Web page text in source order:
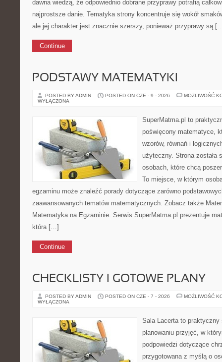
dawna wiedzą, że odpowiednio dobrane przyprawy potrafią
najprostsze danie. Tematyka strony koncentruje się wokół
ale jej charakter jest znacznie szerszy, ponieważ przyprawy są
Continue
PODSTAWY MATEMATYKI
POSTED BY ADMIN POSTED ON CZE - 9 - 2026
MOŻLIWOŚĆ
WYŁĄCZONA
SuperMatma.pl to
poświęcony matematyce,
wzorów, równań i
użyteczny. Strona została
osobach, które chcą
To miejsce, w którym
egzaminu może znaleźć porady dotyczące zarówno
zaawansowanych tematów matematycznych. Zobacz także
Matematyka na Egzaminie. Serwis SuperMatma.pl prezentuje
która […]
Continue
CHECKLISTY I GOTOWE PLANY
POSTED BY ADMIN POSTED ON CZE - 7 - 2026
MOŻLIWOŚĆ
WYŁĄCZONA
Sala Lacerta to praktyczny
planowaniu przyjęć, w
podpowiedzi dotyczące
przygotowana z myślą o